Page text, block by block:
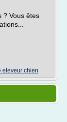
? Vous êtes
eleveur chien